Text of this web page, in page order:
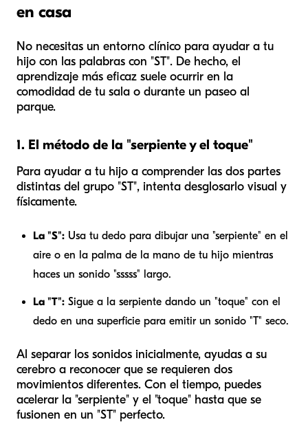
en casa
No necesitas un entorno clínico para ayudar a tu
hijo con las palabras con "ST". De hecho, el
aprendizaje más eficaz suele ocurrir en la
comodidad de tu sala o durante un paseo al
parque.
1. El método de la "serpiente y el toque"
Para ayudar a tu hijo a comprender las dos partes
distintas del grupo "ST", intenta desglosarlo visual y
físicamente.
La "S": Usa tu dedo para dibujar una "serpiente" en el
aire o en la palma de la mano de tu hijo mientras
haces un sonido "sssss" largo.
La "T": Sigue a la serpiente dando un "toque" con el
dedo en una superficie para emitir un sonido "T" seco.
Al separar los sonidos inicialmente, ayudas a su
cerebro a reconocer que se requieren dos
movimientos diferentes. Con el tiempo, puedes
acelerar la "serpiente" y el "toque" hasta que se
fusionen en un "ST" perfecto.